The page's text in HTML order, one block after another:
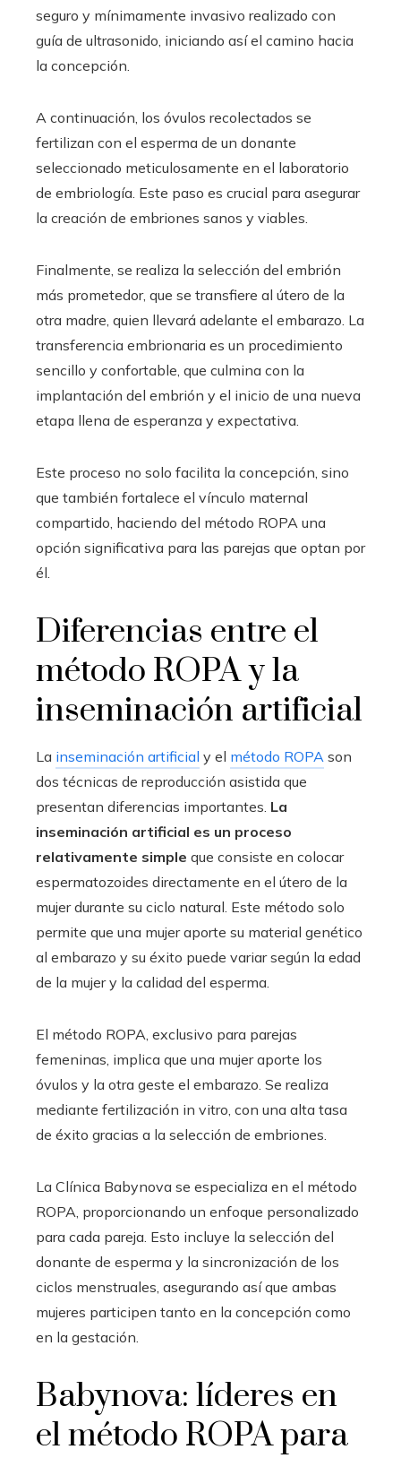
seguro y mínimamente invasivo realizado con
guía de ultrasonido, iniciando así el camino hacia
la concepción.
A continuación, los óvulos recolectados se
fertilizan con el esperma de un donante
seleccionado meticulosamente en el laboratorio
de embriología. Este paso es crucial para asegurar
la creación de embriones sanos y viables.
Finalmente, se realiza la selección del embrión
más prometedor, que se transfiere al útero de la
otra madre, quien llevará adelante el embarazo. La
transferencia embrionaria es un procedimiento
sencillo y confortable, que culmina con la
implantación del embrión y el inicio de una nueva
etapa llena de esperanza y expectativa.
Este proceso no solo facilita la concepción, sino
que también fortalece el vínculo maternal
compartido, haciendo del método ROPA una
opción significativa para las parejas que optan por
él.
Diferencias entre el
método ROPA y la
inseminación artificial
La inseminación artificial y el método ROPA son
dos técnicas de reproducción asistida que
presentan diferencias importantes. La
inseminación artificial es un proceso
relativamente simple que consiste en colocar
espermatozoides directamente en el útero de la
mujer durante su ciclo natural. Este método solo
permite que una mujer aporte su material genético
al embarazo y su éxito puede variar según la edad
de la mujer y la calidad del esperma.
El método ROPA, exclusivo para parejas
femeninas, implica que una mujer aporte los
óvulos y la otra geste el embarazo. Se realiza
mediante fertilización in vitro, con una alta tasa
de éxito gracias a la selección de embriones.
La Clínica Babynova se especializa en el método
ROPA, proporcionando un enfoque personalizado
para cada pareja. Esto incluye la selección del
donante de esperma y la sincronización de los
ciclos menstruales, asegurando así que ambas
mujeres participen tanto en la concepción como
en la gestación.
Babynova: líderes en
el método ROPA para